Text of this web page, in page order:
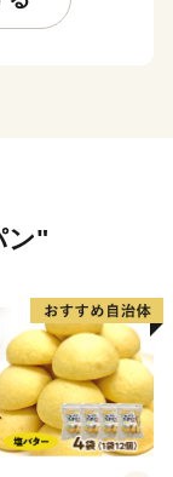
メとして現在
ン"